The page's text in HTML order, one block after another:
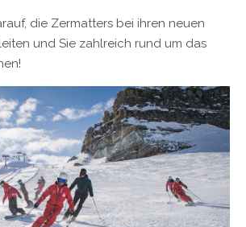
die Zermatters bei ihren neuen
und Sie zahlreich rund um das